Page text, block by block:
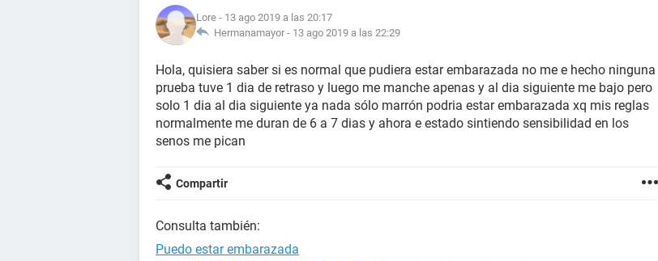
Lore - 13 ago 2019 a las 20:17
Hermanamayor - 13 ago 2019 a las 22:29
Hola, quisiera saber si es normal que pudiera estar embarazada no me e hecho ninguna
prueba tuve 1 dia de retraso y luego me manche apenas y al dia siguiente me bajo pero
solo 1 dia al dia siguiente ya nada sólo marrón podria estar embarazada xq mis reglas
normalmente me duran de 6 a 7 dias y ahora e estado sintiendo sensibilidad en los
senos me pican
Compartir
Consulta también:
Puedo estar embarazada